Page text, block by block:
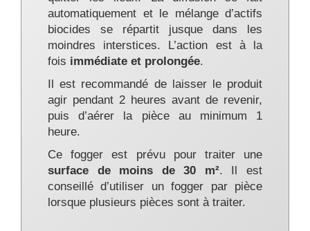
automatiquement et le mélange d’actifs
biocides se répartit jusque dans les
moindres interstices. L’action est à la
fois immédiate et prolongée.
Il est recommandé de laisser le produit
agir pendant 2 heures avant de revenir,
puis d’aérer la pièce au minimum 1
heure.
Ce fogger est prévu pour traiter une
surface de moins de 30 m². Il est
conseillé d’utiliser un fogger par pièce
lorsque plusieurs pièces sont à traiter.